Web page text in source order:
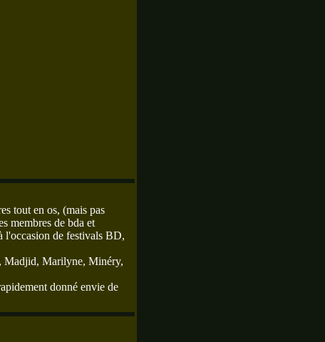
tout en os, (mais pas
membres de bda et
l'occasion de festivals BD,
Madjid, Marilyne, Minéry,
donné envie de